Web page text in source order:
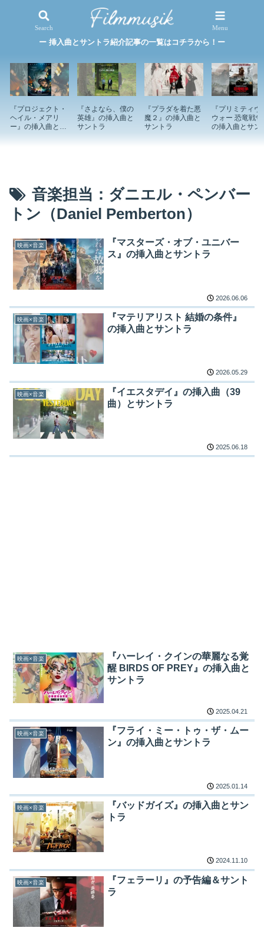
映画×音楽 特集記事
ー 挿入曲とサントラ紹介記事の一覧はコチラから！ー
『プロジェクト・
ヘイル・メアリ
ー』の挿入曲とサ
『さよなら、僕の
英雄』の挿入曲と
サントラ
『プラダを着た悪
魔２』の挿入曲と
サントラ
『プリミティヴ
ウォー 恐竜戦
の挿入曲とサン
音楽担当：ダニエル・ペンバー
トン（Daniel Pemberton）
映画×音楽
『マスターズ・オブ・ユニバー
ス』の挿入曲とサントラ
2026.06.06
映画×音楽
『マテリアリスト 結婚の条件』
の挿入曲とサントラ
2026.05.29
映画×音楽
『イエスタデイ』の挿入曲（39
曲）とサントラ
2025.06.18
映画×音楽
『ハーレイ・クインの華麗なる覚
醒 BIRDS OF PREY』の挿入曲と
サントラ
2025.04.21
映画×音楽
『フライ・ミー・トゥ・ザ・ムー
ン』の挿入曲とサントラ
2025.01.14
映画×音楽
『バッドガイズ』の挿入曲とサン
トラ
2024.11.10
映画×音楽
『フェラーリ』の予告編＆サント
ラ
Search Menu